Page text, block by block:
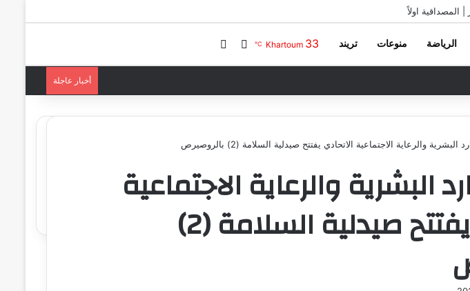
الرياضة منوعات تريند Khartoum 33
℃ تسجيل الدخول
أخبار عاجلة
البشرية والرعاية الاجتماعية الاتحادي يفتتح صيدلية السلامة (2) بالروصيرص
البشرية والرعاية الاجتماعية
الاتحادي يفتتح صيدلية السلامة (2)